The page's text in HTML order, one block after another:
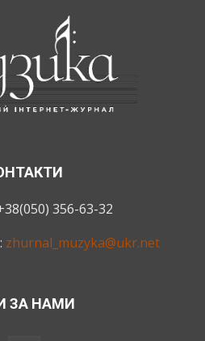
356-63-32
zhurnal_muzyka@ukr.net
ЗА НАМИ